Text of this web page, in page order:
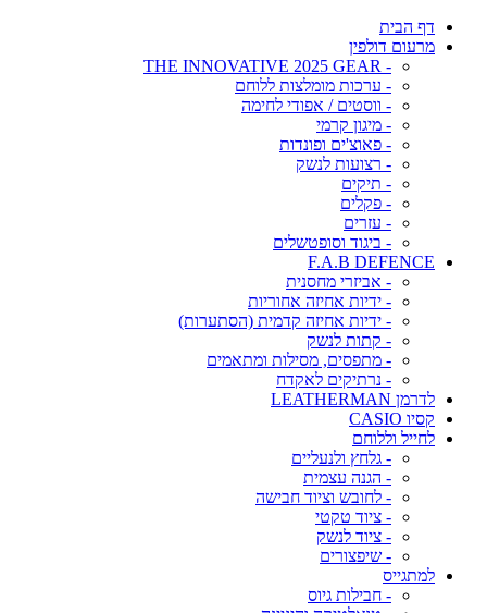
דף הבית
מרעום דולפין
- THE INNOVATIVE 2025 GEAR
- ערכות מומלצות ללוחם
- ווסטים / אפודי לחימה
- מיגון קרמי
- פאוצ'ים ופונדות
- רצועות לנשק
- תיקים
- פקלים
- עזרים
- ביגוד וסופטשלים
F.A.B DEFENCE
- אביזרי מחסנית
- ידיות אחיזה אחוריות
- ידיות אחיזה קדמית (הסתערות)
- קתות לנשק
- מתפסים, מסילות ומתאמים
- נרתיקים לאקדח
לדרמן LEATHERMAN
קסיו CASIO
לחייל וללוחם
- גלחץ ולנעליים
- הגנה עצמית
- לחובש וציוד חבישה
- ציוד טקטי
- ציוד לנשק
- שיפצורים
למתגייס
- חבילות גיוס